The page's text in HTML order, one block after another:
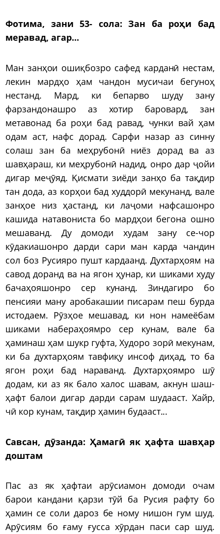
Фотима, зани 53- сола: Зан ба роҳи бад
меравад, агар...
Ман занҳои ошиқбозро сафед карданӣ нестам,
лекин мардҳо ҳам чандон мусичаи бегуноҳ
нестанд. Мард, ки бепарво шуду зану
фарзандонашро аз хотир баровард, зан
метавонад ба роҳи бад равад, чунки вай ҳам
одам аст, нафс дорад. Сарфи назар аз синну
солаш зан ба меҳрубонӣ ниёз дорад ва аз
шавҳараш, ки меҳрубонӣ надид, онро дар ҷойи
дигар меҷӯяд. Қисмати зиёди занҳо ба тақдир
тан дода, аз корҳои бад худдорӣ мекунанд, вале
занҳое низ ҳастанд, ки лаҷоми нафсашонро
кашида натавониста бо мардҳои бегона ошно
мешаванд. Ду домоди худам зану се-чор
кӯдакиашонро дарди сари ман карда чандин
сол боз Русияро пушт кардаанд. Духтарҳоям на
савод доранд ва на ягон ҳунар, ки шиками худу
бачаҳояшонро сер кунанд. Зиндагиро бо
пенсияи ману аробакашии писарам пеш бурда
истодаем. Рӯзҳое мешавад, ки нон намеёбам
шиками набераҳоямро сер кунам, вале ба
ҳаминаш ҳам шукр гуфта, Худоро зорӣ мекунам,
ки ба духтарҳоям тавфиқу инсоф диҳад, то ба
ягон роҳи бад нараванд. Духтарҳоямро шӯ
додам, ки аз як бало халос шавам, акнун шаш-
ҳафт балои дигар дарди сарам шудааст. Хайр,
чӣ кор кунам, тақдир ҳамин будааст...
Савсан, дӯзанда:Ҳамагӣ як ҳафта шавҳар
доштам
Пас аз як ҳафтаи арӯсиамон домоди очам
барои кандани қарзи тӯй ба Русия рафту бо
ҳамин се соли дароз бе ному нишон гум шуд.
Арӯсиям бо ғаму ғусса хӯрдан паси сар шуд.